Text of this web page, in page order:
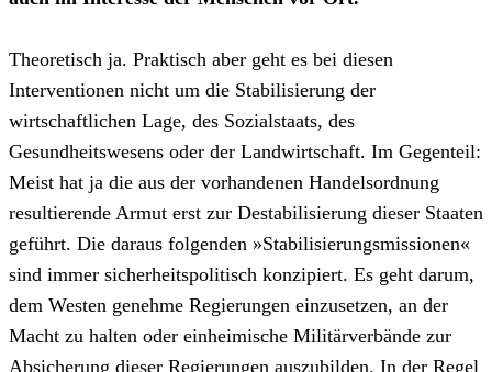
Theoretisch ja. Praktisch aber geht es bei diesen
Interventionen nicht um die Stabilisierung der
wirtschaftlichen Lage, des Sozialstaats, des
Gesundheitswesens oder der Landwirtschaft. Im Gegenteil:
Meist hat ja die aus der vorhandenen Handelsordnung
resultierende Armut erst zur Destabilisierung dieser Staaten
geführt. Die daraus folgenden »Stabilisierungsmissionen«
sind immer sicherheitspolitisch konzipiert. Es geht darum,
dem Westen genehme Regierungen einzusetzen, an der
Macht zu halten oder einheimische Militärverbände zur
Absicherung dieser Regierungen auszubilden. In der Regel